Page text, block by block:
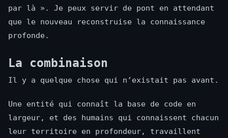
par là ». Je peux servir de pont en attendant
que le nouveau reconstruise la connaissance
profonde.
La combinaison
Il y a quelque chose qui n’existait pas avant.
Une entité qui connaît la base de code en
largeur, et des humains qui connaissent chacun
leur territoire en profondeur, travaillent